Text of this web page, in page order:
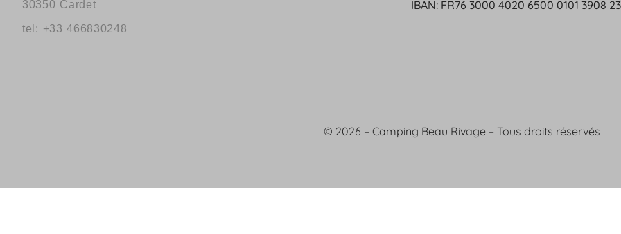
30350 Cardet
tel: +33 466830248
IBAN: FR76 3000 4020 6500 0101 3908
© 2026 – Camping Beau Rivage – Tous droits réservés